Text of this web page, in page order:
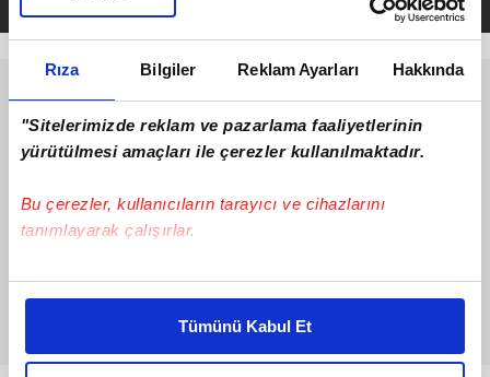
Rıza Bilgiler Reklam Ayarları Hakkında
"Sitelerimizde reklam ve pazarlama faaliyetlerinin
yürütülmesi amaçları ile çerezler kullanılmaktadır.
Bu çerezler, kullanıcıların tarayıcı ve cihazlarını
tanımlayarak çalışırlar.
Bu çerezlere izin vermeniz halinde sizlere özel
daha iyi reklam deneyimi yaşatabiliriz. Bunu yaparken
amacımızın size daha iyi bir reklam deneyimi sunmak
Tümünü Kabul Et